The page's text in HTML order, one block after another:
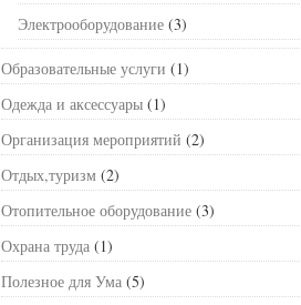
Электрооборудование (3)
Образовательные услуги (1)
Одежда и аксессуары (1)
Организация мероприятий (2)
Отдых,туризм (2)
Отопительное оборудование (3)
Охрана труда (1)
Полезное для Ума (5)